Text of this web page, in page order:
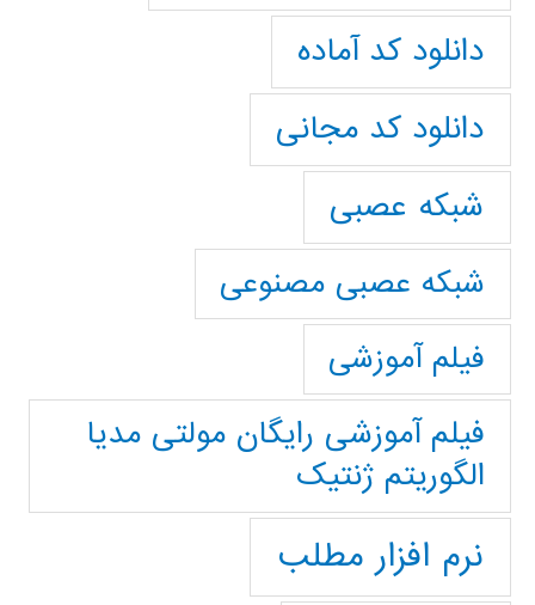
دانلود کد آماده
دانلود کد مجانی
شبکه عصبی
شبکه عصبی مصنوعی
فیلم آموزشی
فیلم آموزشی رایگان مولتی مدیا
الگوریتم ژنتیک
نرم افزار مطلب